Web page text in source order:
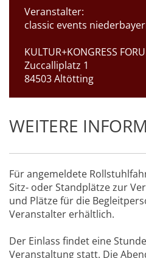
Veranstalter:
classic events
KULTUR+KONGRESS
Zuccalliplatz 1
84503 Altötting
WEITERE
Für angemeldete
Sitz- oder Standplätze zur
und Plätze für die
Veranstalter erhältlich.
Der Einlass findet eine
Veranstaltung statt. Die